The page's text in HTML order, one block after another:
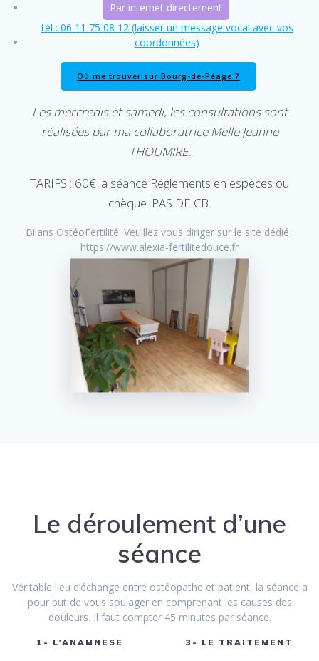
Par internet directement
tél : 06 11 75 08 12 (laisser un message vocal avec vos
coordonnées)
Où me trouver sur Bourg-de-Péage ?
Les mercredis et samedi, les consultations sont
réalisées par ma collaboratrice Melle Jeanne
THOUMIRE.
TARIFS : 60€ la séance Réglements en espèces ou
chèque. PAS DE CB.
Bilans OstéoFertilité: Veuillez vous diriger sur le site dédié :
https://www.alexia-fertilitedouce.fr
Le déroulement d’une
séance
Véritable lieu d’échange entre ostéopathe et patient, la séance a
pour but de vous soulager en comprenant les causes des
douleurs. Il faut compter 45 minutes par séance.
1- L’ANAMNESE 3- LE TRAITEMENT